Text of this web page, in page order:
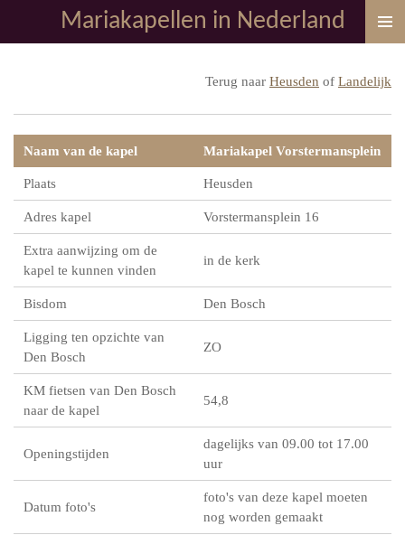
direct
Mariakapellen in Nederland
Terug naar Heusden of Landelijk
Naam van de kapel Mariakapel Vorstermansplein
Plaats Heusden
Adres kapel Vorstermansplein 16
Extra aanwijzing om de
kapel te kunnen vinden
in de kerk
Bisdom Den Bosch
Ligging ten opzichte van
Den Bosch
ZO
KM fietsen van Den Bosch
naar de kapel
54,8
Openingstijden
dagelijks van 09.00 tot 17.00
uur
Datum foto's
foto's van deze kapel moeten
nog worden gemaakt